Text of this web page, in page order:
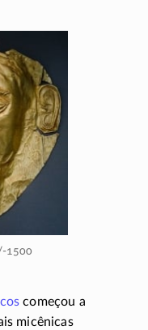
1500
começou a
micênicas